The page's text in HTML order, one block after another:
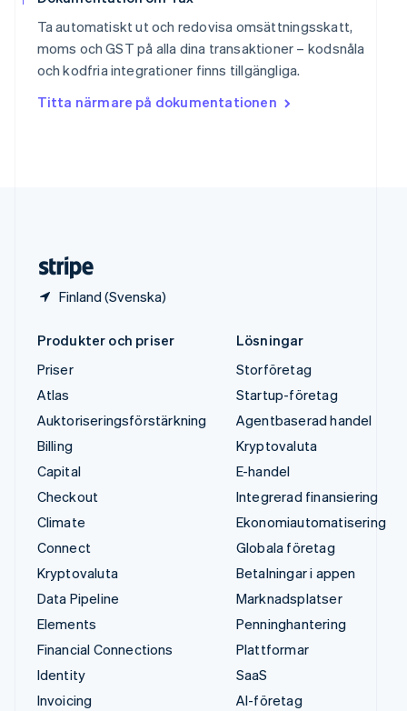
Ta automatiskt ut och redovisa omsättningsskatt,
moms och GST på alla dina transaktioner – kodsnåla
och kodfria integrationer finns tillgängliga.
Titta närmare på dokumentationen
Finland (Svenska)
SvenskaEnglish
Thailand
ไทยEnglish
English
Produkter och priser
Priser
Atlas
Auktoriseringsförstärkning
Billing
Capital
Checkout
Climate
Connect
Kryptovaluta
Data Pipeline
Elements
Financial Connections
Identity
Invoicing
Lösningar
Storföretag
Startup-företag
Agentbaserad handel
Kryptovaluta
E-handel
Integrerad finansiering
Ekonomiautomatisering
Globala företag
Betalningar i appen
Marknadsplatser
Penninghantering
Plattformar
SaaS
AI-företag